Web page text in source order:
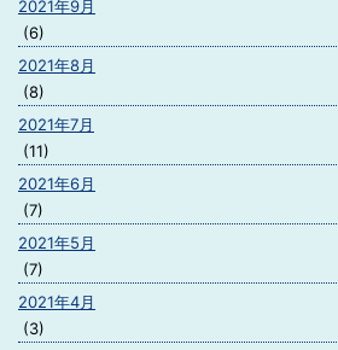
2021年9月
(6)
2021年8月
(8)
2021年7月
(11)
2021年6月
(7)
2021年5月
(7)
2021年4月
(3)